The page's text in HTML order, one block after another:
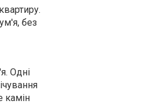
без
Одні
камін